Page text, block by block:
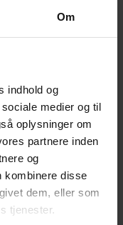
Om
indhold og
medier og til
oplysninger om
partnere inden
og
kombinere disse
dem, eller som
tjenester.